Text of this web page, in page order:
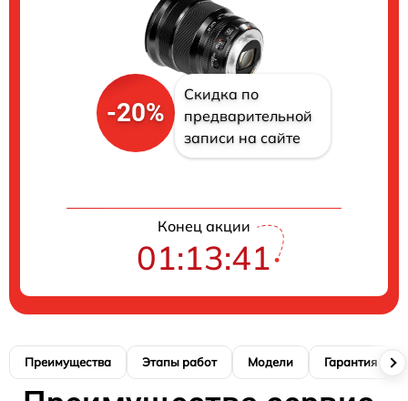
-20%
Скидка по
предварительной
записи на сайте
Конец акции
01:13:40
Преимущества Этапы работ Модели Гарантия